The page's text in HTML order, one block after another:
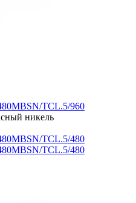
TCL.5/960
никель
TCL.5/480
TCL.5/480